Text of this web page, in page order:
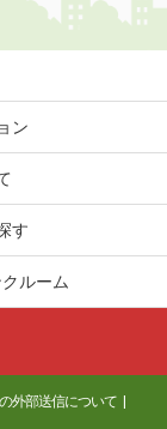
ン
す
ルーム
外部送信について